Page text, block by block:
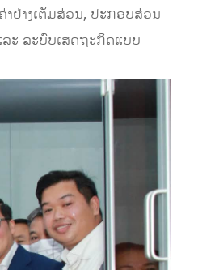
ຢ່າງເຕັມສ່ວນ, ປະກອບສ່ວນ
ະ ລະບົບເສດຖະກິດແບບ